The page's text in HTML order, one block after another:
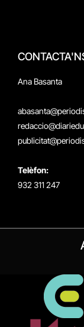
Ana Basanta
Telèfon:
932 311 247